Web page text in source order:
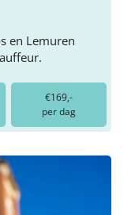
en Lemuren
€169,-
per dag